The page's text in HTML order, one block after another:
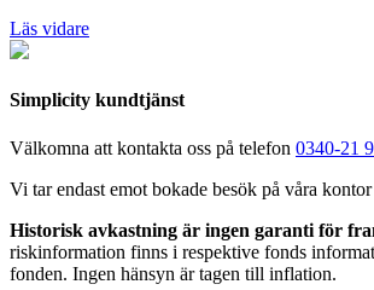
Läs vidare
Simplicity kundtjänst
Välkomna att kontakta oss på telefon 0340-21
Vi tar endast emot bokade besök på våra
Historisk avkastning är ingen garanti för
riskinformation finns i respektive fonds
fonden. Ingen hänsyn är tagen till inflation.